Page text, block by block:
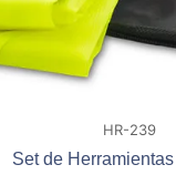
HR-239
Set de